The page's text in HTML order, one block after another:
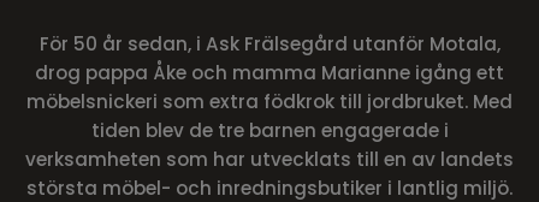
För 50 år sedan, i Ask Frälsegård utanför Motala,
drog pappa Åke och mamma Marianne igång ett
möbelsnickeri som extra födkrok till jordbruket. Med
tiden blev de tre barnen engagerade i
verksamheten som har utvecklats till en av landets
största möbel- och inredningsbutiker i lantlig miljö.